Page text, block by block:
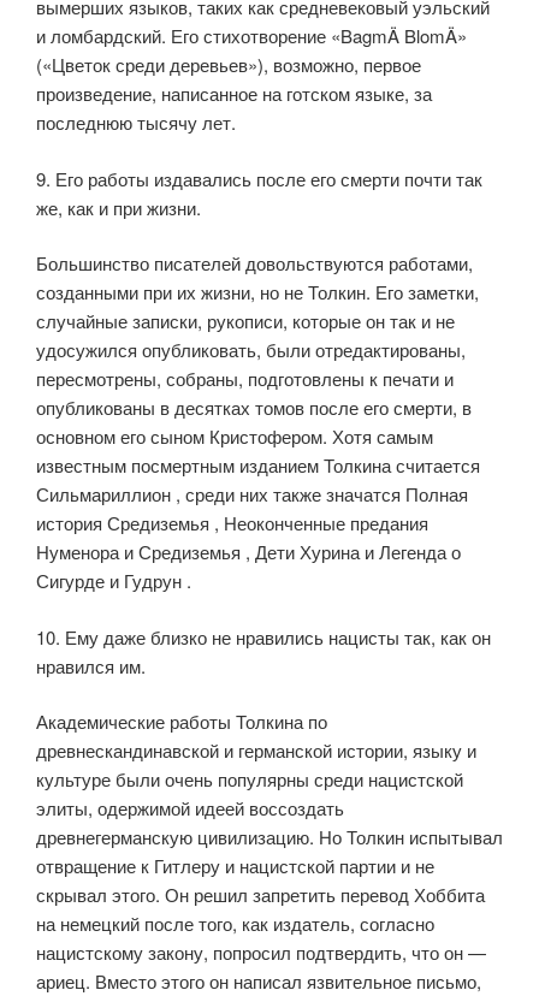
вымерших языков, таких как средневековый уэльский
и ломбардский. Его стихотворение «BagmÄ BlomÄ»
(«Цветок среди деревьев»), возможно, первое
произведение, написанное на готском языке, за
последнюю тысячу лет.
9. Его работы издавались после его смерти почти так
же, как и при жизни.
Большинство писателей довольствуются работами,
созданными при их жизни, но не Толкин. Его заметки,
случайные записки, рукописи, которые он так и не
удосужился опубликовать, были отредактированы,
пересмотрены, собраны, подготовлены к печати и
опубликованы в десятках томов после его смерти, в
основном его сыном Кристофером. Хотя самым
известным посмертным изданием Толкина считается
Сильмариллион , среди них также значатся Полная
история Средиземья , Неоконченные предания
Нуменора и Средиземья , Дети Хурина и Легенда о
Сигурде и Гудрун .
10. Ему даже близко не нравились нацисты так, как он
нравился им.
Академические работы Толкина по
древнескандинавской и германской истории, языку и
культуре были очень популярны среди нацистской
элиты, одержимой идеей воссоздать
древнегерманскую цивилизацию. Но Толкин испытывал
отвращение к Гитлеру и нацистской партии и не
скрывал этого. Он решил запретить перевод Хоббита
на немецкий после того, как издатель, согласно
нацистскому закону, попросил подтвердить, что он —
ариец. Вместо этого он написал язвительное письмо,